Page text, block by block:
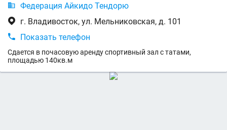
 Федерация Айкидо Тендорю
 г. Владивосток, ул. Мельниковская, д. 101
 Показать телефон
Сдается в почасовую аренду спортивный зал с татами,
площадью 140кв.м